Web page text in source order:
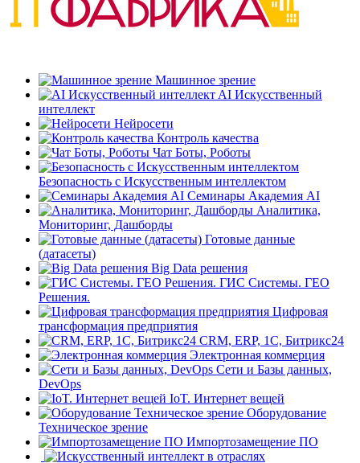
Машинное зрение
AI Искусственный
интеллект
Нейросети
Контроль качества
Чат Боты, Роботы
Безопасность с Искусственным интеллектом
Семинары Академия AI
Аналитика,
Мониторинг, Дашборды
Готовые данные
(датасеты)
Big Data решения
ГИС Системы. ГЕО
Решения.
Цифровая
трансформация предприятия
CRM, ERP, 1C, Битрикс24
Электронная коммерция
Сети и Базы данных,
DevOps
IoT. Интернет вещей
Оборудование
Техническое зрение
Импортозамещение ПО